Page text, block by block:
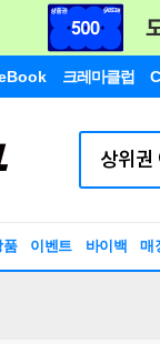
크레마클럽
품 이벤트 바이백 매